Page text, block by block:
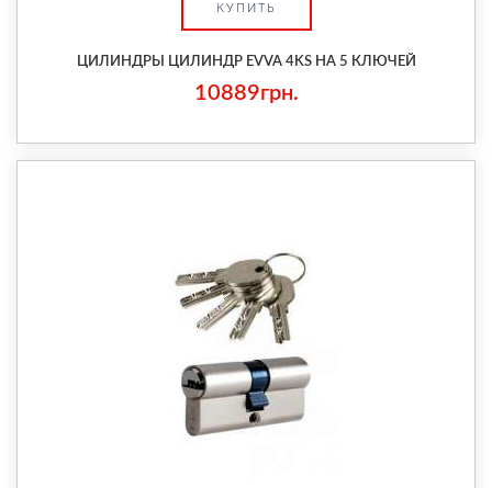
КУПИТЬ
ЦИЛИНДРЫ ЦИЛИНДР EVVA 4KS НА 5 КЛЮЧЕЙ
10889грн.